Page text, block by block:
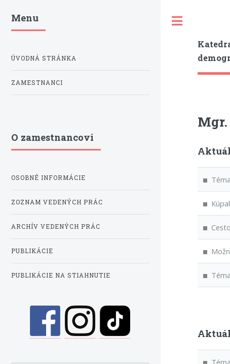
Menu
ÚVODNÁ STRÁNKA
ZAMESTNANCI
O zamestnancovi
OSOBNÉ INFORMÁCIE
ZOZNAM VEDENÝCH PRÁC
ARCHÍV VEDENÝCH PRÁC
PUBLIKÁCIE
PUBLIKÁCIE NA STIAHNUTIE